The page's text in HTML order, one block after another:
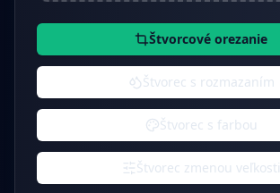
Štvorcové orezanie
Štvorec s rozmazaním
Štvorec s farbou
Štvorec zmenou veľkosti